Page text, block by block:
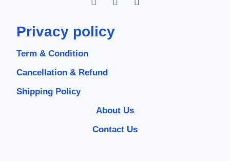
Privacy policy
Term & Condition
Cancellation & Refund
Shipping Policy
About Us
Contact Us